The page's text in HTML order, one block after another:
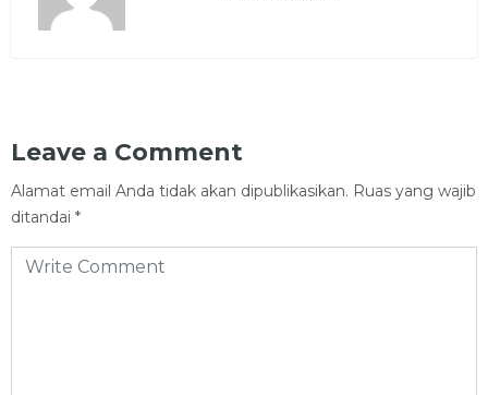
Leave a Comment
Alamat email Anda tidak akan dipublikasikan. Ruas yang wajib
ditandai *